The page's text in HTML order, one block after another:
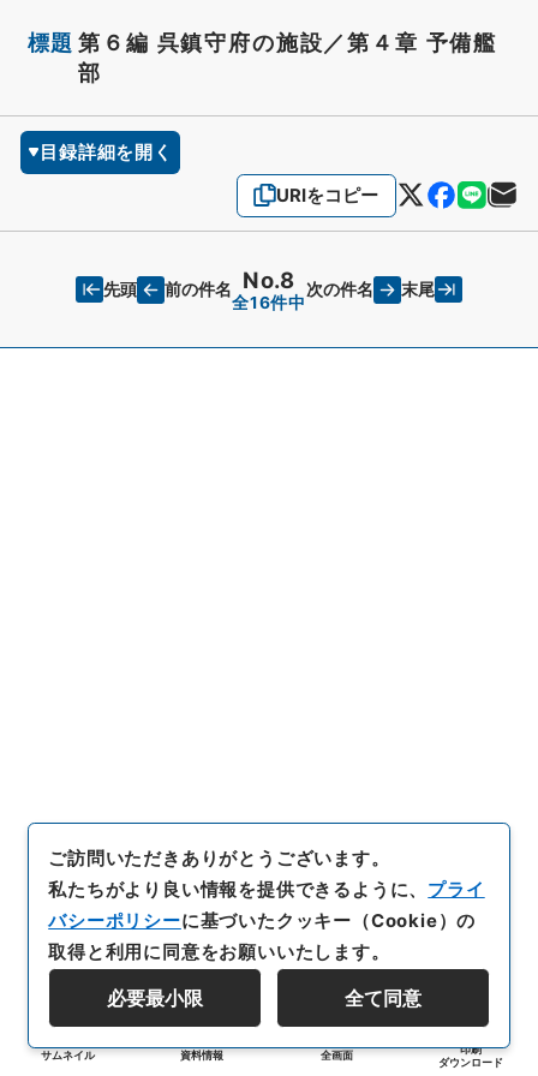
標題 第６編 呉鎮守府の施設／第４章 予備艦
部
目録詳細を開く
URIをコピー
先頭 前の件名 No.8
全16件中
次の件名 末尾
サムネイル 資料情報 全画面
印刷
ダウンロード
ご訪問いただきありがとうございます。
私たちがより良い情報を提供できるように、 プライ
バシーポリシーに基づいたクッキー（Cookie）の
取得と利用に同意をお願いいたします。
必要最小限 全て同意